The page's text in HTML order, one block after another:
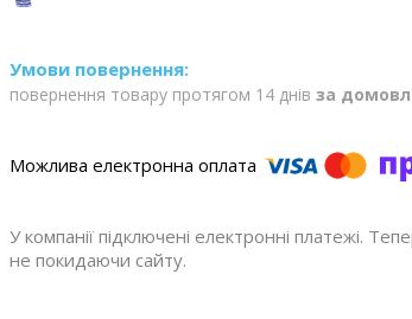
повернення товару протягом 14 днів за
У компанії підключені електронні платежі.
не покидаючи сайту.